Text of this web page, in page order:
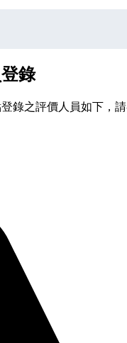
錄
錄之評價人員如下，請